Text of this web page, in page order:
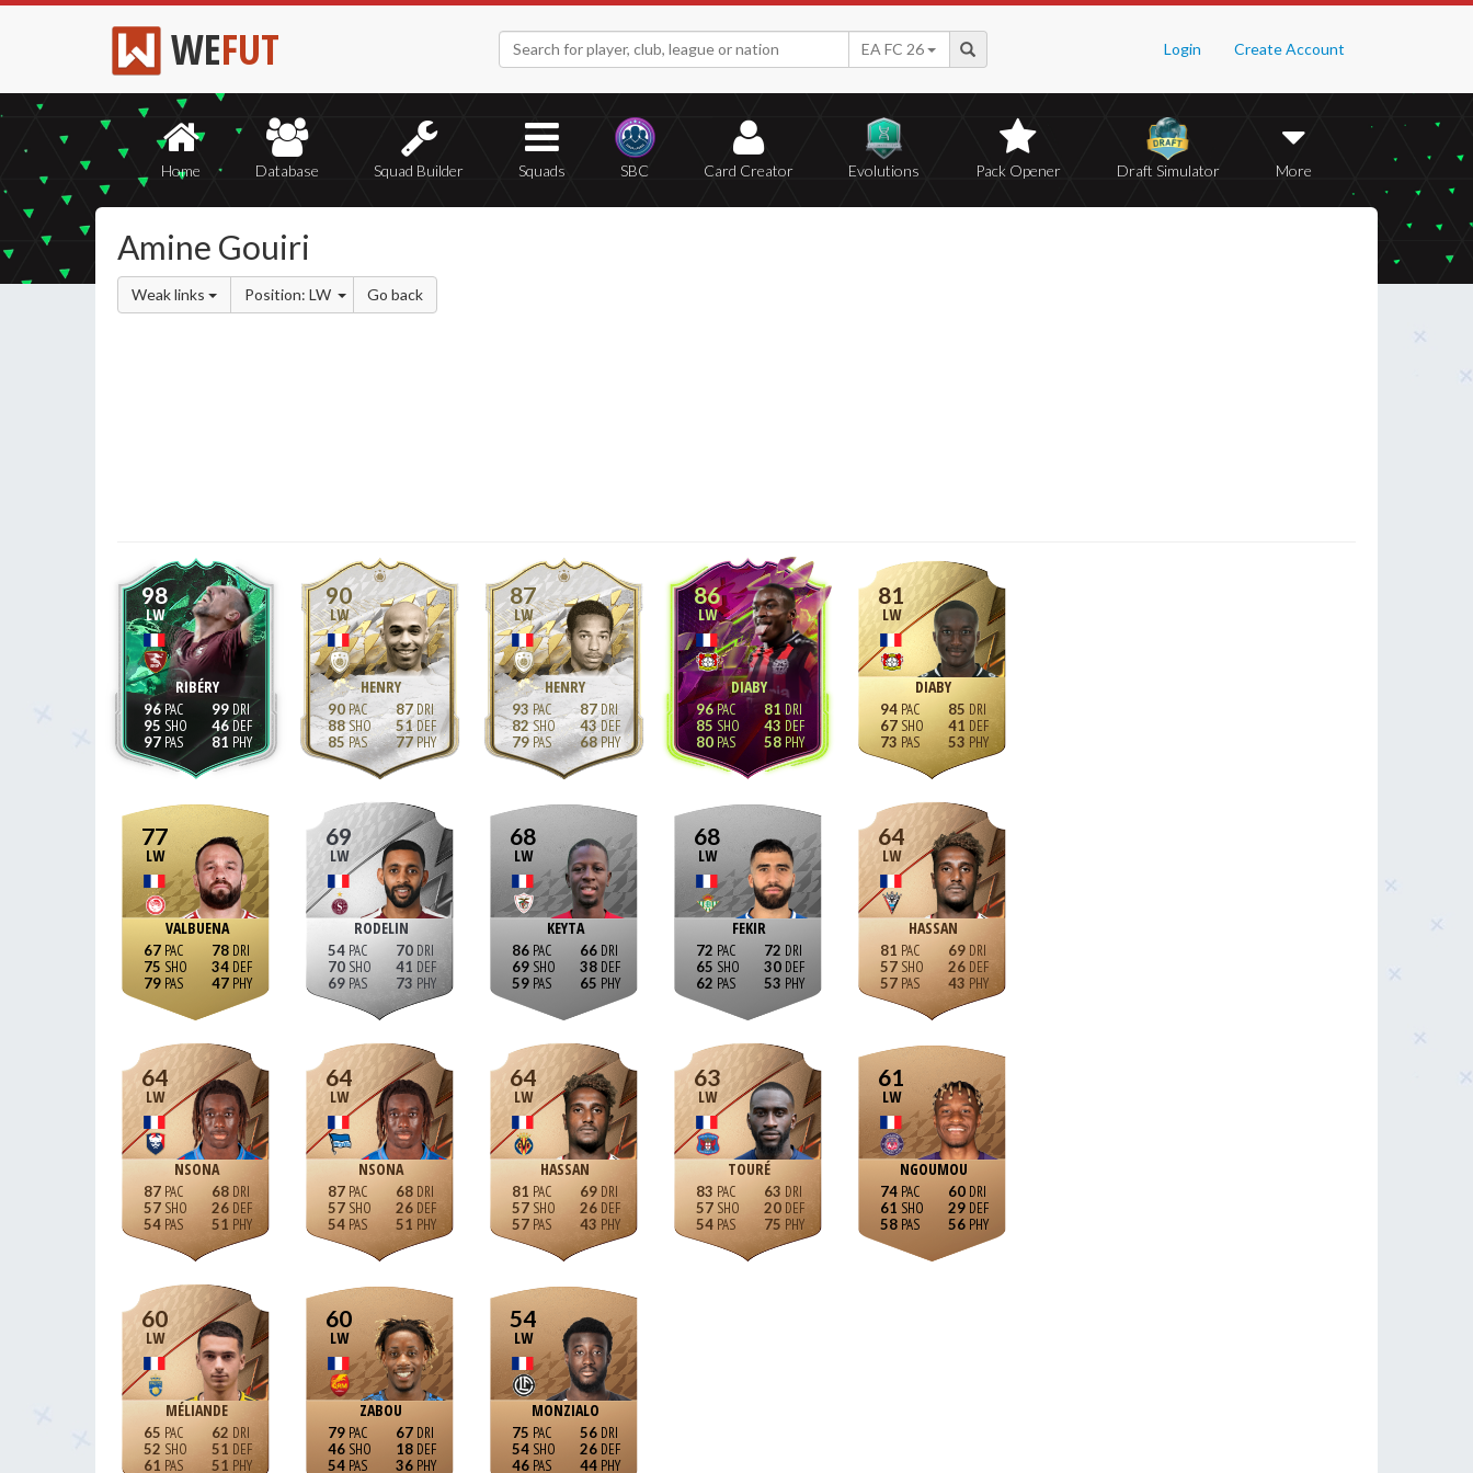
WEFUT Login Create Account
EA FC 26
Home Database Squad Builder Squads SBC Card Creator Evolutions Pack Opener Draft Simulator More
Amine Gouiri
Weak links Position: LW Go back
98
LW
RIBÉRY
96
95
97
99
46
81
90
LW
HENRY
90
88
85
87
51
77
87
LW
HENRY
93
82
79
87
43
68
86
LW
DIABY
96
85
80
81
43
58
81
LW
DIABY
94
67
73
85
41
53
77
LW
VALBUENA
67
75
79
78
34
47
69
LW
RODELIN
54
70
69
70
41
73
68
LW
KEYTA
86
69
59
66
38
65
68
LW
FEKIR
72
65
62
72
30
53
64
LW
HASSAN
81
57
57
69
26
43
64
LW
NSONA
87
57
54
68
26
51
64
LW
NSONA
87
57
54
68
26
51
64
LW
HASSAN
81
57
57
69
26
43
63
LW
TOURÉ
83
57
54
63
20
75
61
LW
NGOUMOU
74
61
58
60
29
56
60
LW
MÉLIANDE
65
52
61
62
51
51
60
LW
ZABOU
79
46
54
67
18
36
54
LW
MONZIALO
75
54
46
56
26
44